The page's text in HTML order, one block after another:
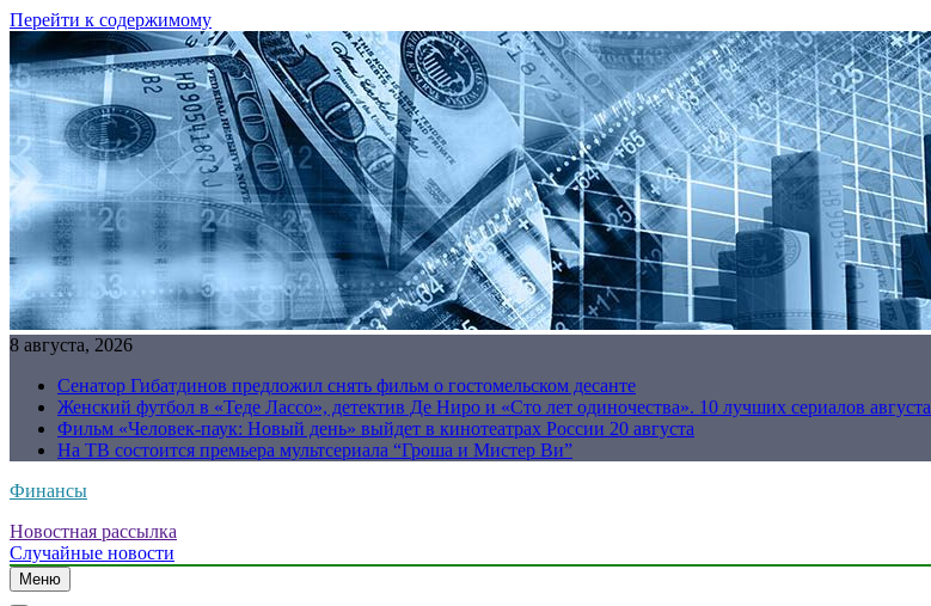
Перейти к содержимому
8 августа, 2026
Сенатор Гибатдинов предложил снять фильм о гостомельском десанте
Женский футбол в «Теде Лассо», детектив Де Ниро и «Сто лет одиночества». 10 лучших сериалов августа
Фильм «Человек-паук: Новый день» выйдет в кинотеатрах России 20 августа
На ТВ состоится премьера мультсериала “Гроша и Мистер Ви”
Финансы
Новостная рассылка
Случайные новости
Меню